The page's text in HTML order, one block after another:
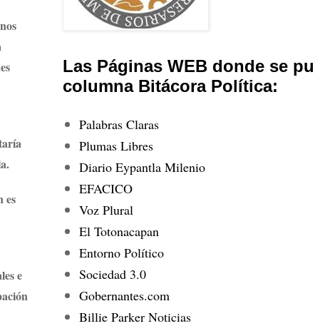
es
e
Las Páginas WEB donde se
columna Bitácora Política:
Palabras Claras
Plumas Libres
Diario Eypantla Milenio
EFACICO
Voz Plural
El Totonacapan
Entorno Político
Sociedad 3.0
Gobernantes.com
Billie Parker Noticias